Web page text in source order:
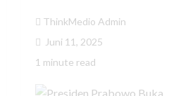
ThinkMedio Admin
Juni 11, 2025
1 minute read